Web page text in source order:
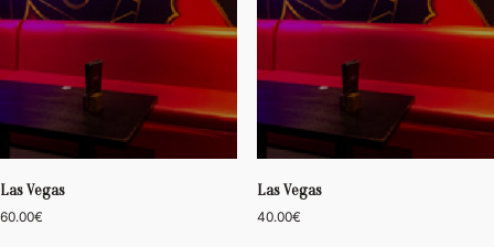
Las Vegas
60.00€
Las Vegas
40.00€